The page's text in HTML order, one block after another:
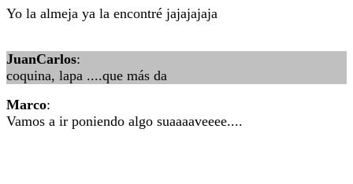
Yo la almeja ya la encontré jajajajaja
JuanCarlos:
coquina, lapa ....que más da
Marco:
Vamos a ir poniendo algo suaaaaveeee....